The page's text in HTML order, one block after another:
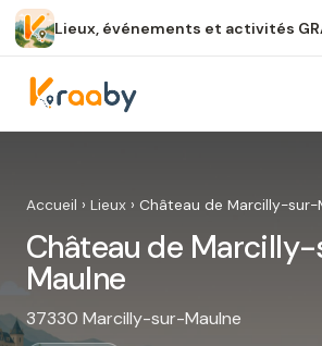
Lieux, événements et activités
spot dans Kraaby.
Ouvrir dans Kraaby
4,8 / 5
Accueil › Lieux › Château de Marcilly-sur-
Château de
Maulne
37330 Marcilly-sur-Maulne